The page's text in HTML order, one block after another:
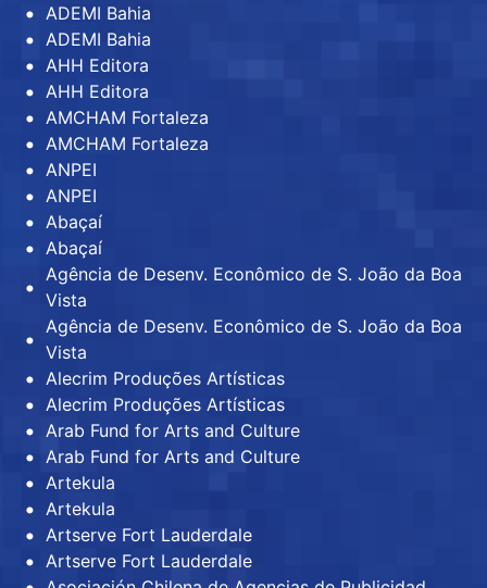
ADEMI Bahia
ADEMI Bahia
AHH Editora
AHH Editora
AMCHAM Fortaleza
AMCHAM Fortaleza
ANPEI
ANPEI
Abaçaí
Abaçaí
Agência de Desenv. Econômico de S. João da Boa
Vista
Agência de Desenv. Econômico de S. João da Boa
Vista
Alecrim Produções Artísticas
Alecrim Produções Artísticas
Arab Fund for Arts and Culture
Arab Fund for Arts and Culture
Artekula
Artekula
Artserve Fort Lauderdale
Artserve Fort Lauderdale